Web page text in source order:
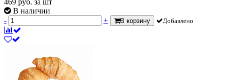
469 руб. за шт
В наличии
-
+ В корзину Добавлено